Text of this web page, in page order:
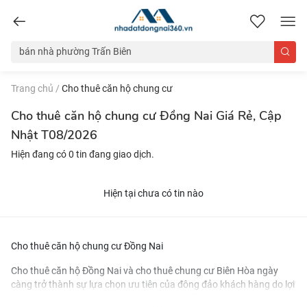
nhadatdongnai360.vn
Trang chủ / Cho thuê căn hộ chung cư
Cho thuê căn hộ chung cư Đồng Nai Giá Rẻ, Cập
Nhật T08/2026
Hiện đang có 0 tin đang giao dịch.
Hiện tại chưa có tin nào
Cho thuê căn hộ chung cư Đồng Nai
Cho thuê căn hộ Đồng Nai và cho thuê chung cư Biên Hòa ngày
càng trở thành sự lựa chọn ưu tiên của đông đảo khách hàng do lợi